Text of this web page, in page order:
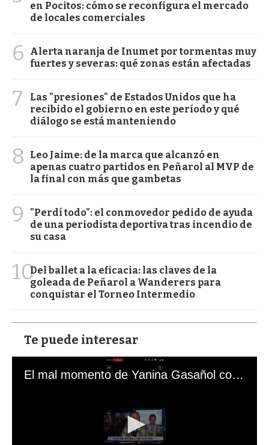
en Pocitos: cómo se reconfigura el mercado
de locales comerciales
6
Alerta naranja de Inumet por tormentas muy
fuertes y severas: qué zonas están afectadas
7
Las "presiones" de Estados Unidos que ha
recibido el gobierno en este período y qué
diálogo se está manteniendo
8
Leo Jaime: de la marca que alcanzó en
apenas cuatro partidos en Peñarol al MVP de
la final con más que gambetas
9
"Perdí todo": el conmovedor pedido de ayuda
de una periodista deportiva tras incendio de
su casa
10Del ballet a la eficacia: las claves de la
goleada de Peñarol a Wanderers para
conquistar el Torneo Intermedio
Te puede interesar
El mal momento de Yanina Gasañol con un hincha argentino en "Subrayado"